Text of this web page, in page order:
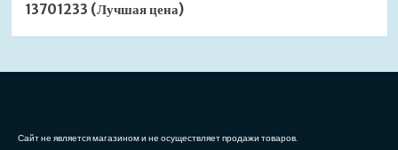
13701233 (Лучшая цена)
Сайт не является магазином и не осуществляет продажи товаров.